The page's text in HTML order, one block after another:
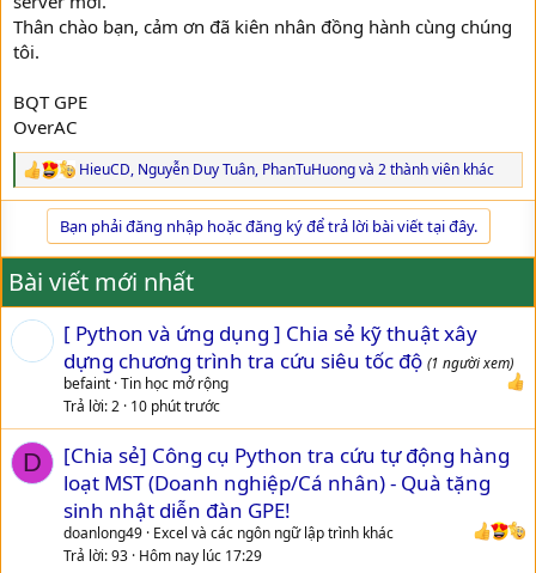
Thân chào bạn, cảm ơn đã kiên nhân đồng hành cùng chúng
tôi.
BQT GPE
OverAC
R
e
t
i
o
n
s
HieuCD, Nguyễn Duy Tuân, PhanTuHuongvà 2 thành viên khác
Bạn phải đăng nhập hoặc đăng ký để trả lời bài viết tại đây.
Bài viết mới nhất
[ Python và ứng dụng ] Chia sẻ kỹ thuật xây
dựng chương trình tra cứu siêu tốc độ (1 người xem)
befaint Tin học mở rộng
Trả lời 2 10 phút trước
D
[Chia sẻ] Công cụ Python tra cứu tự động hàng
loạt MST (Doanh nghiệp/Cá nhân) - Quà tặng
sinh nhật diễn đàn GPE!
doanlong49 Excel và các ngôn ngữ lập trình khác
Trả lời 93 Hôm nay lúc 17:29